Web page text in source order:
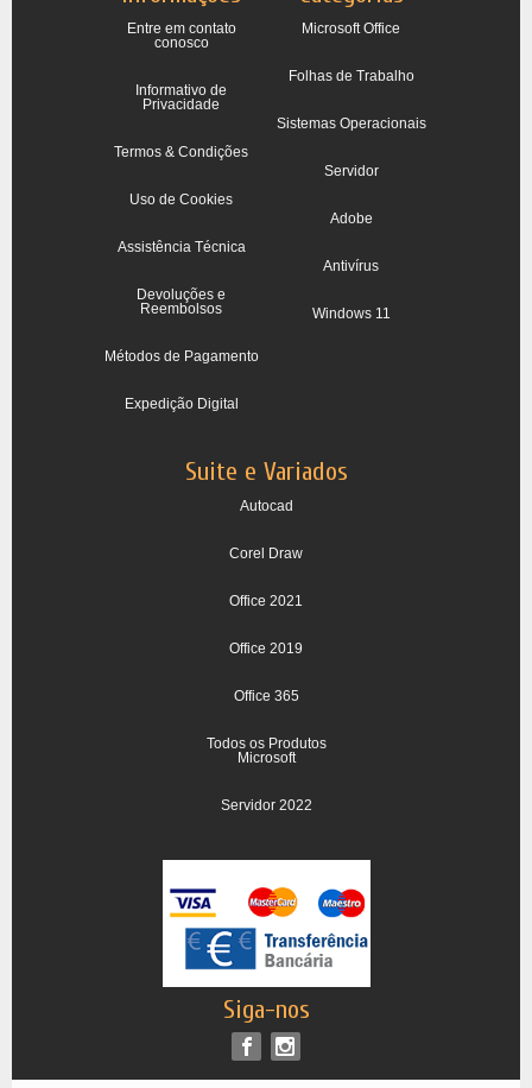
Entre em contato
conosco
Informativo de
Privacidade
Termos & Condições
Uso de Cookies
Assistência Técnica
Devoluções e
Reembolsos
Métodos de Pagamento
Expedição Digital
Microsoft Office
Folhas de Trabalho
Sistemas Operacionais
Servidor
Adobe
Antivírus
Windows 11
Suite e Variados
Autocad
Corel Draw
Office 2021
Office 2019
Office 365
Todos os Produtos
Microsoft
Servidor 2022
Siga-nos